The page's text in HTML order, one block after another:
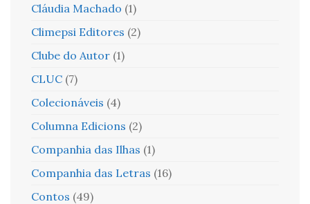
Cláudia Machado (1)
Climepsi Editores (2)
Clube do Autor (1)
CLUC (7)
Colecionáveis (4)
Columna Edicions (2)
Companhia das Ilhas (1)
Companhia das Letras (16)
Contos (49)